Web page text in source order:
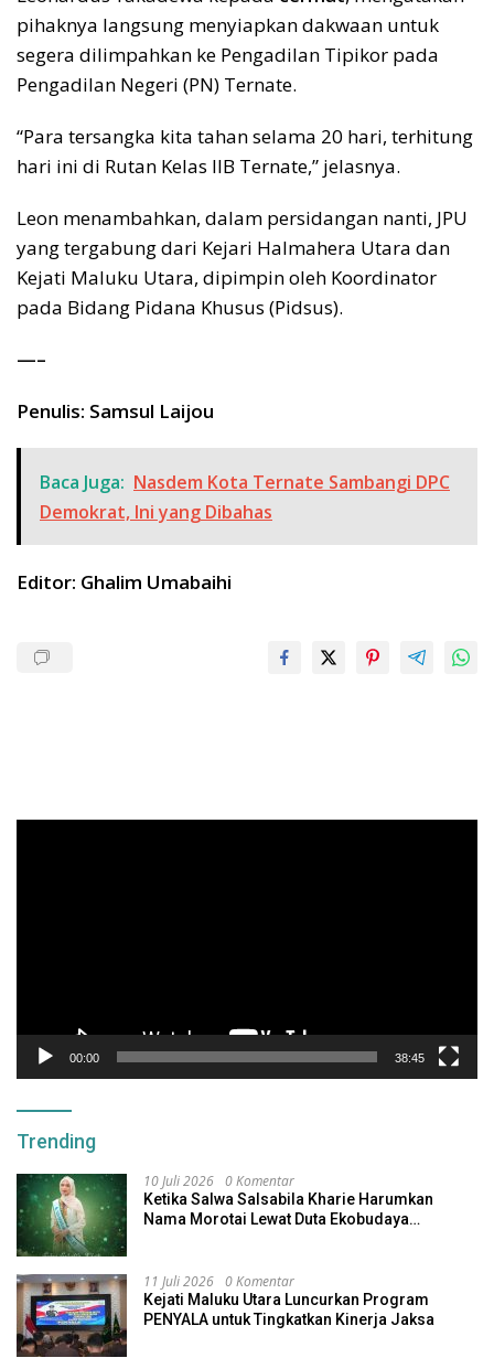
pihaknya langsung menyiapkan dakwaan untuk
segera dilimpahkan ke Pengadilan Tipikor pada
Pengadilan Negeri (PN) Ternate.
“Para tersangka kita tahan selama 20 hari, terhitung
hari ini di Rutan Kelas IIB Ternate,” jelasnya.
Leon menambahkan, dalam persidangan nanti, JPU
yang tergabung dari Kejari Halmahera Utara dan
Kejati Maluku Utara, dipimpin oleh Koordinator
pada Bidang Pidana Khusus (Pidsus).
—–
Penulis: Samsul Laijou
Baca Juga: Nasdem Kota Ternate Sambangi DPC
Demokrat, Ini yang Dibahas
Editor: Ghalim Umabaihi
00:00 38:45
Trending
10 Juli 2026 0 Komentar
Ketika Salwa Salsabila Kharie Harumkan
Nama Morotai Lewat Duta Ekobudaya
11 Juli 2026 0 Komentar
Kejati Maluku Utara Luncurkan Program
PENYALA untuk Tingkatkan Kinerja Jaksa